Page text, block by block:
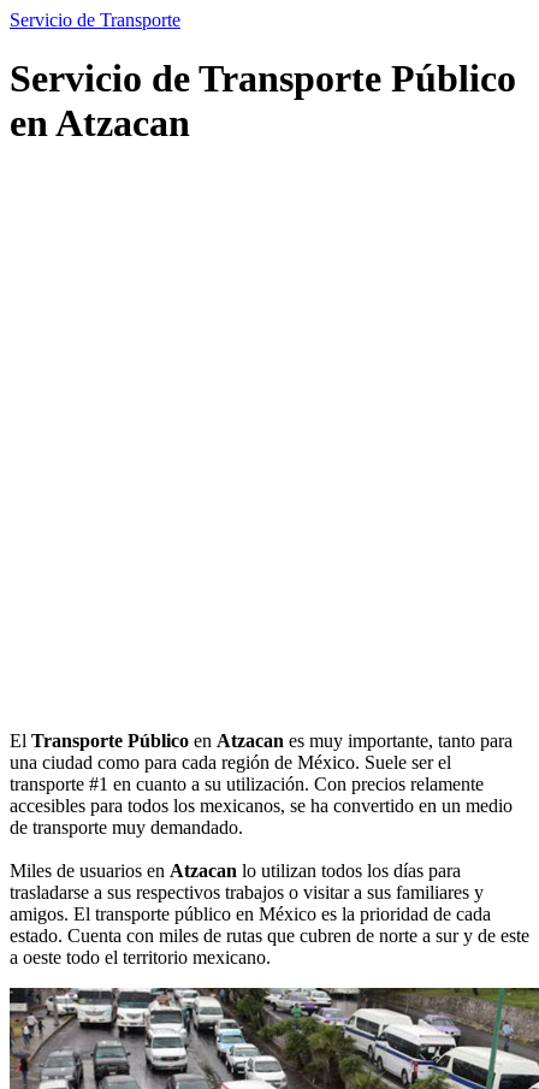
Servicio de Transporte
Servicio de Transporte Público
en Atzacan
El Transporte Público en Atzacan es muy importante, tanto para
una ciudad como para cada región de México. Suele ser el
transporte #1 en cuanto a su utilización. Con precios relamente
accesibles para todos los mexicanos, se ha convertido en un medio
de transporte muy demandado.
Miles de usuarios en Atzacan lo utilizan todos los días para
trasladarse a sus respectivos trabajos o visitar a sus familiares y
amigos. El transporte público en México es la prioridad de cada
estado. Cuenta con miles de rutas que cubren de norte a sur y de este
a oeste todo el territorio mexicano.